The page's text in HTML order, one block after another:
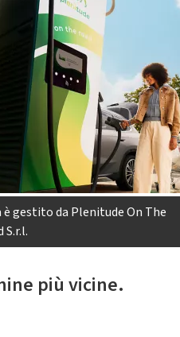
gestito da Plenitude On The
S.r.l.
più vicine.